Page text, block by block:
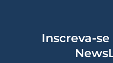
Inscreva-